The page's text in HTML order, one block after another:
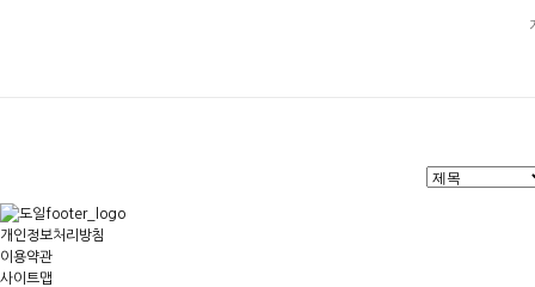
개인정보처리방침
이용약관
사이트맵